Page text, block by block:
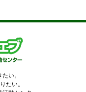
い。
たい。